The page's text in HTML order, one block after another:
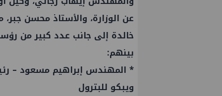
عن الوزارة، والأستاذ محسن جبر،
خالدة إلى جانب عدد كبير من
بينهم:
* المهندس إبراهيم مسعود –
ويبكو للبترول